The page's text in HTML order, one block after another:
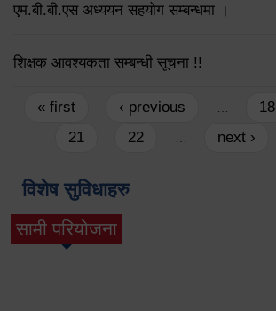
एम.बी.बी.एस अध्ययन सहयोग सम्बन्धमा ।
शिक्षक आवश्यकता सम्बन्धी सूचना !!
Pages
« first ‹ previous 18
21 22 next ›
विशेष सुविधाहरु
सामी परियोजना
(active tab)